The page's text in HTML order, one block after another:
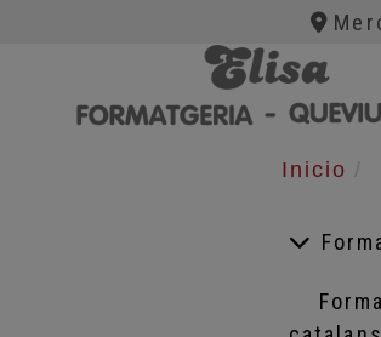
Inicio